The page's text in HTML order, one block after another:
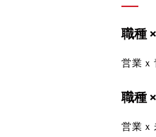
職種
営業ｘ
職種
営業ｘ